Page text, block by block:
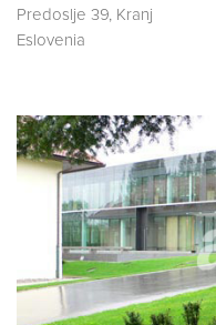
Predoslje 39, Kranj
Eslovenia